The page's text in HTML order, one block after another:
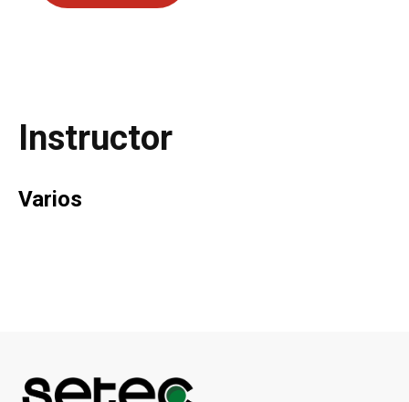
Instructor
Varios